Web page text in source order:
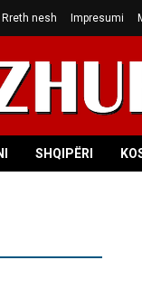
Rreth nesh Impresumi
SHQIPËRI